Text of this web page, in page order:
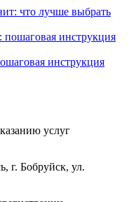
что лучше выбрать
инструкция
услуг
г. Бобруйск, ул.